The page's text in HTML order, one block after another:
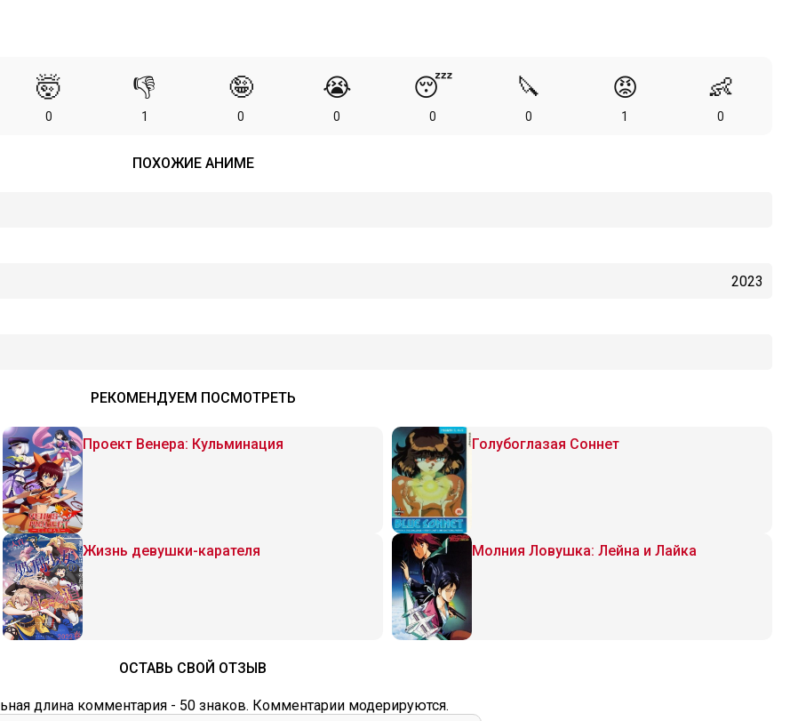
🤯
0
👎
1
🤪
0
😭
0
😴
0
🔪
0
😡
1
👶
0
ПОХОЖИЕ АНИМЕ
2023
РЕКОМЕНДУЕМ ПОСМОТРЕТЬ
Проект Венера: Кульминация Голубоглазая Соннет
Жизнь девушки-карателя Молния Ловушка: Лейна и Лайка
ОСТАВЬ СВОЙ ОТЗЫВ
длина комментария - 50 знаков. Комментарии модерируются.